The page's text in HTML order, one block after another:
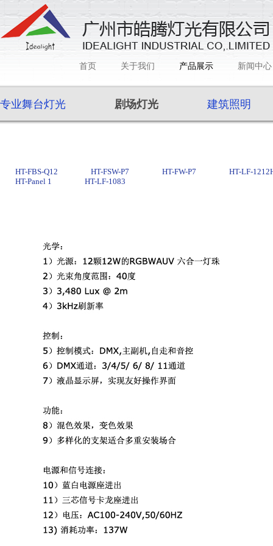
首页 关于我们 产品展示 新闻中心
专业舞台灯光 剧场灯光 建筑照明
HT-FBS-Q12 HT-FSW-P7 HT-FW-P7
HT-LF-
HT-Panel 1
HT-LF-1083